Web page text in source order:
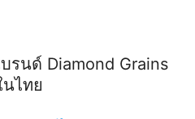
รนด์ Diamond Grains
ไทย